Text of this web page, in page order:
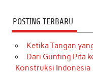
POSTING TERBARU
Ketika Tangan
Dari Gunting Pita
Konstruksi Indonesia